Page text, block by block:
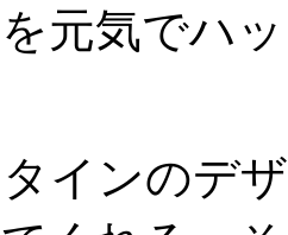
元気でハ
インのデ